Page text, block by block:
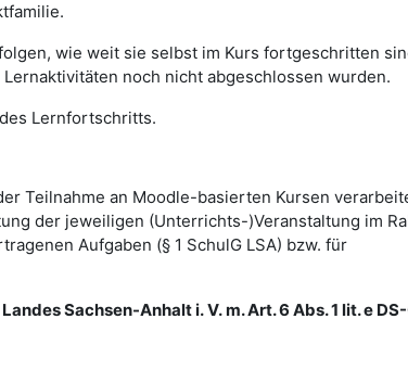
wie weit sie selbst im Kurs fortgeschritten
noch nicht abgeschlossen wurden.
Lernfortschritts.
Teilnahme an Moodle-basierten Kursen
der jeweiligen (Unterrichts-)Veranstaltung im
Aufgaben (§ 1 SchulG LSA) bzw. für
Sachsen-Anhalt i. V. m. Art. 6 Abs. 1 lit. e DS-